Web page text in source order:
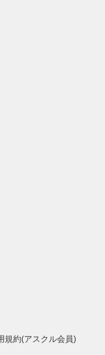
規約(アスクル会員)